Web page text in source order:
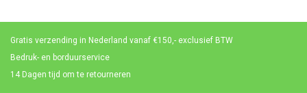
Gratis verzending in Nederland vanaf €150,- exclusief BTW
Bedruk- en borduurservice
14 Dagen tijd om te retourneren